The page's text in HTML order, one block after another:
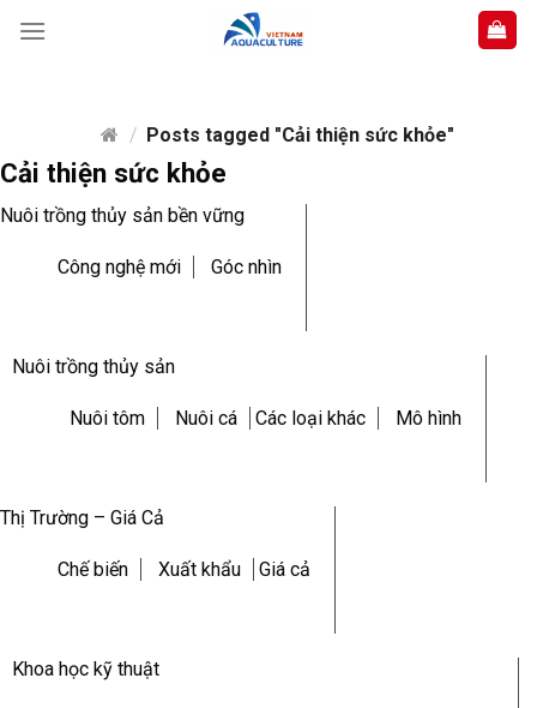
/ Posts tagged "Cải thiện sức khỏe"
Cải thiện sức khỏe
Nuôi trồng thủy sản bền vững
Công nghệ mới Góc nhìn
Nuôi trồng thủy sản
Nuôi tôm Nuôi cá Các loại khác Mô hình
Thị Trường – Giá Cả
Chế biến Xuất khẩu Giá cả
Khoa học kỹ thuật